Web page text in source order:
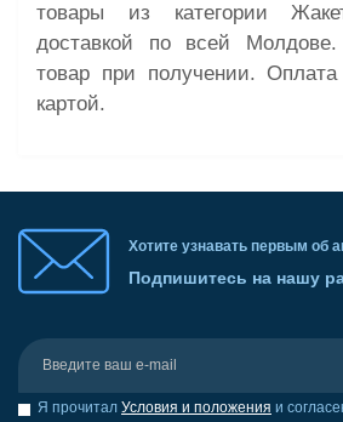
товары из категории
доставкой по всей Молдове.
товар при получении.
картой.
Хотите узнавать первым об
Подпишитесь на нашу
Я прочитал Условия и положения и